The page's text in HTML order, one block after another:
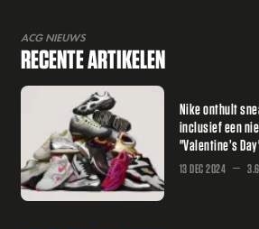
ACG NIEUWS
RECENTE ARTIKELEN
Nike onthult
inclusief een
"Valentine’s
13 DEC 2024